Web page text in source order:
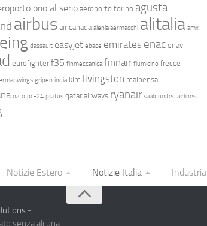
orio al serio aeroporto torino agusta
airbus air canada alenia aermacchi alitalia amx
dassault easyjet ebace emirates enac enav
eurofighter f35 finmeccanica finnair fiumicino frecce
gripen india klm livingston malpensa
nato pc-24 pilatus qatar airways ryanair saab united airlines
Notizie Estero Notizie Italia Industria
-
senza alcuna